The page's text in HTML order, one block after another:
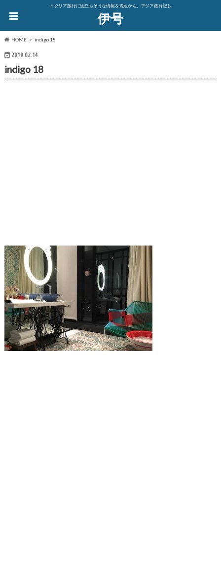
イタリア旅行に役立ちそうな情報を現地から。アジア旅行記も
伊号
HOME indigo 18
2019.02.14
indigo 18